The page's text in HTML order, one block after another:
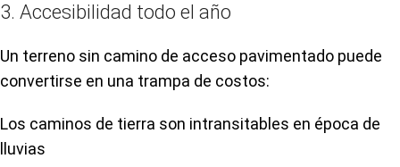
3. Accesibilidad todo el año
Un terreno sin camino de acceso pavimentado puede
convertirse en una trampa de costos:
Los caminos de tierra son intransitables en época de
lluvias